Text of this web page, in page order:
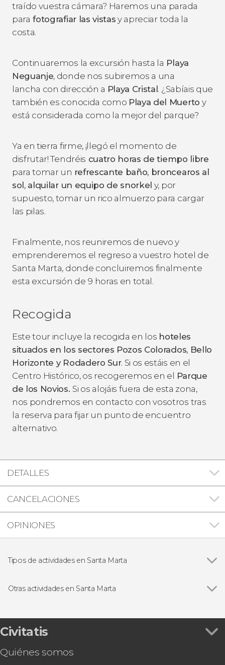
traído vuestra cámara? Haremos una parada
para fotografiar las vistas y apreciar toda la
costa.
Continuaremos la excursión hasta la Playa
Neguanje, donde nos subiremos a una
lancha con dirección a Playa Cristal. ¿Sabíais que
también es conocida como Playa del Muerto y
está considerada como la mejor del parque?
Ya en tierra firme, ¡llegó el momento de
disfrutar! Tendréis cuatro horas de tiempo libre
para tomar un refrescante baño, broncearos al
sol, alquilar un equipo de snorkel y, por
supuesto, tomar un rico almuerzo para cargar
las pilas.
Finalmente, nos reuniremos de nuevo y
emprenderemos el regreso a vuestro hotel de
Santa Marta, donde concluiremos finalmente
esta excursión de 9 horas en total.
Recogida
Este tour incluye la recogida en los hoteles
situados en los sectores Pozos Colorados, Bello
Horizonte y Rodadero Sur. Si os estáis en el
Centro Histórico, os recogeremos en el Parque
de los Novios. Si os alojáis fuera de esta zona,
nos pondremos en contacto con vosotros tras
la reserva para fijar un punto de encuentro
alternativo.
DETALLES
CANCELACIONES
OPINIONES
Tipos de actividades en Santa Marta
Excursiones de un día
Senderismo / Trekking
Gastronomía y enoturismo
Otras actividades en Santa Marta
Senderismo por las cascadas de Minca
Tour en buggy por Bonda
Tayrona
Civitatis
Quiénes somos